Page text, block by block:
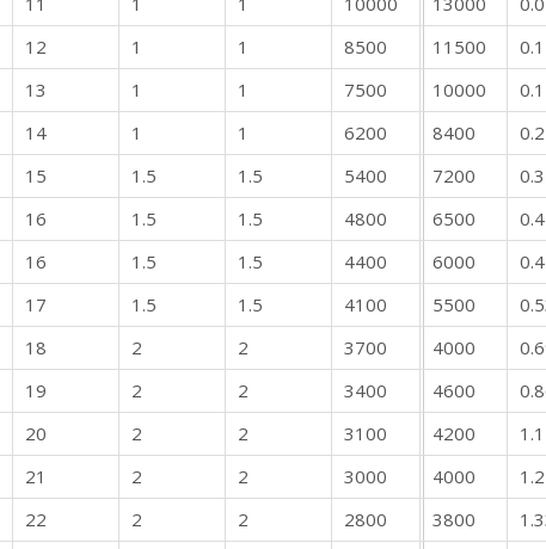
12 1 1 8500 11500
13 1 1 7500 10000
14 1 1 6200 8400
15 1.5 1.5 5400 7200
16 1.5 1.5 4800 6500
16 1.5 1.5 4400 6000
17 1.5 1.5 4100 5500
18 2 2 3700 4000
19 2 2 3400 4600
20 2 2 3100 4200
1.1
21 2 2 3000 4000
22 2 2 2800 3800